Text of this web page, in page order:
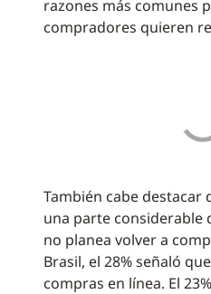
razones más comunes
compradores quieren
También cabe destacar
una parte considerable
no planea volver a
Brasil, el 28% señaló
compras en línea. El